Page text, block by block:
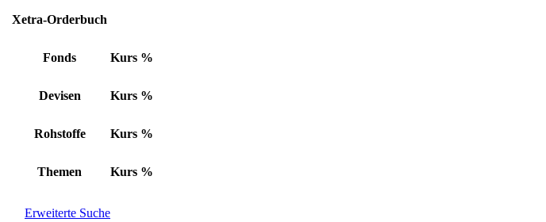
Xetra-Orderbuch
Fonds Kurs %
Devisen Kurs %
Rohstoffe Kurs %
Themen Kurs %
Erweiterte Suche